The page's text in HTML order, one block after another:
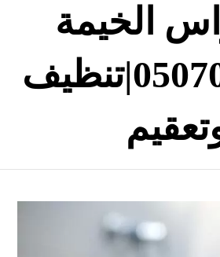
الخيمة
|0507036261|تنظيف